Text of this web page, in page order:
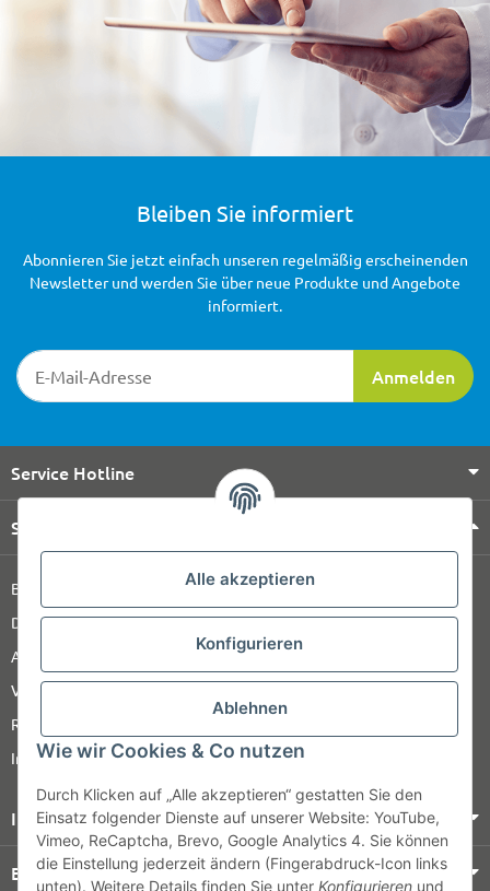
Alle akzeptieren
Konfigurieren
Ablehnen
Wie wir Cookies & Co nutzen
Durch Klicken auf „Alle akzeptieren“ gestatten Sie den
Einsatz folgender Dienste auf unserer Website: YouTube,
Vimeo, ReCaptcha, Brevo, Google Analytics 4. Sie können
die Einstellung jederzeit ändern (Fingerabdruck-Icon links
unten). Weitere Details finden Sie unter Konfigurieren und
Bleiben Sie informiert
Newsletter-Registrierung
Anmelden
Abonnieren Sie jetzt einfach unseren regelmäßig erscheinenden
Newsletter und werden Sie über neue Produkte und Angebote
informiert.
Service Hotline
Shop Service
Barrierefreiheitserklärung
Datenschutz
AGB
Versandinformationen
Retour
Impressum
Informationen
Bezahlung & Versand